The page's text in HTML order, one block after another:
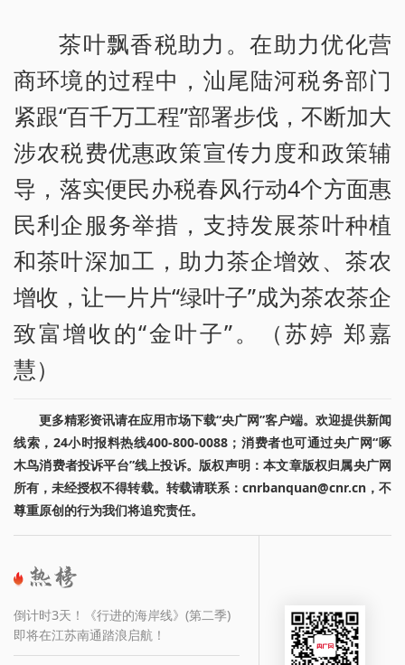
茶叶飘香税助力。在助力优化营
商环境的过程中，汕尾陆河税务部门
紧跟“百千万工程”部署步伐，不断加大
涉农税费优惠政策宣传力度和政策辅
导，落实便民办税春风行动4个方面惠
民利企服务举措，支持发展茶叶种植
和茶叶深加工，助力茶企增效、茶农
增收，让一片片“绿叶子”成为茶农茶企
致富增收的“金叶子”。（苏婷 郑嘉
慧）
更多精彩资讯请在应用市场下载“央广网”客户端。欢迎提供新闻
线索，24小时报料热线400-800-0088；消费者也可通过央广网“啄
木鸟消费者投诉平台”线上投诉。版权声明：本文章版权归属央广网
所有，未经授权不得转载。转载请联系：cnrbanquan@cnr.cn，不
尊重原创的行为我们将追究责任。
倒计时3天！《行进的海岸线》(第二季)
即将在江苏南通踏浪启航！